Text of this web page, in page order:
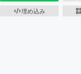
埋め込み